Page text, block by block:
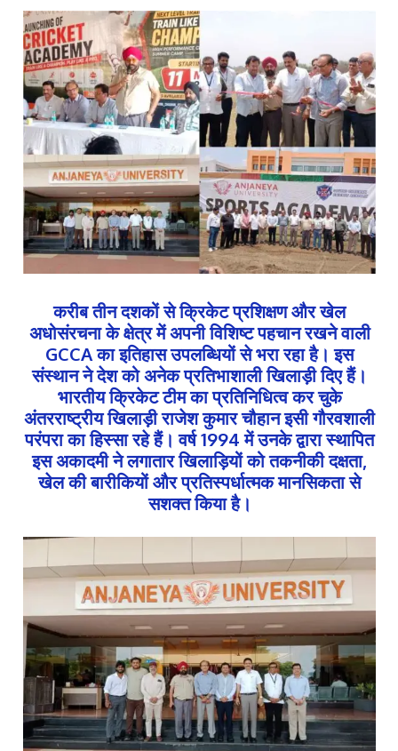
करीब तीन दशकों से क्रिकेट प्रशिक्षण और खेल
अधोसंरचना के क्षेत्र में अपनी विशिष्ट पहचान रखने वाली
GCCA का इतिहास उपलब्धियों से भरा रहा है। इस
संस्थान ने देश को अनेक प्रतिभाशाली खिलाड़ी दिए हैं।
भारतीय क्रिकेट टीम का प्रतिनिधित्व कर चुके
अंतरराष्ट्रीय खिलाड़ी राजेश कुमार चौहान इसी गौरवशाली
परंपरा का हिस्सा रहे हैं। वर्ष 1994 में उनके द्वारा स्थापित
इस अकादमी ने लगातार खिलाड़ियों को तकनीकी दक्षता,
खेल की बारीकियों और प्रतिस्पर्धात्मक मानसिकता से
सशक्त किया है।